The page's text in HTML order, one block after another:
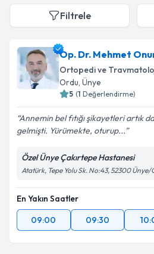
Filtrele
Op. Dr. Mehmet
Ortopedi ve
Ordu, Ünye
5 (1 Değerlendirme)
Annemin bel fıtığı şikayetleri artık
gelmişti. Yürümekte, oturup...
Özel Ünye Çakırtepe Hastanesi
Atatürk, Tepe Yolu Sk. No:43, 52300
En Yakın Saatler
09:00
09:30